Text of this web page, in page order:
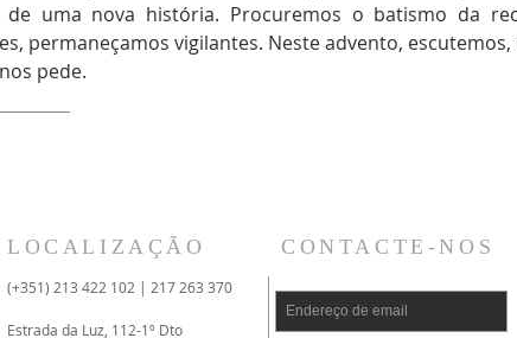
de uma nova história. Procuremos o batismo da
permaneçamos vigilantes. Neste advento,
pede.
LOCALIZAÇÃO
(+351) 213 422 102 | 217 263 370
Estrada da Luz, 112-1º Dto
CONTACTE-NOS